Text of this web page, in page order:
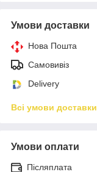
Умови доставки
Нова Пошта
Самовивіз
Delivery
Всі умови доставки
Умови оплати
Післяплата